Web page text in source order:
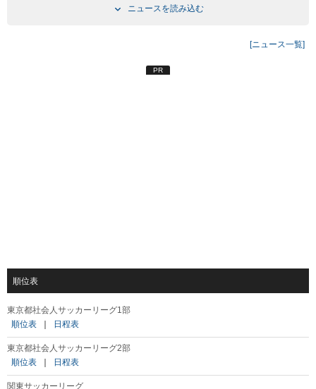
ニュースを読み込む
[ニュース一覧]
PR
順位表
東京都社会人サッカーリーグ1部
順位表
日程表
東京都社会人サッカーリーグ2部
順位表
日程表
関東サッカーリーグ